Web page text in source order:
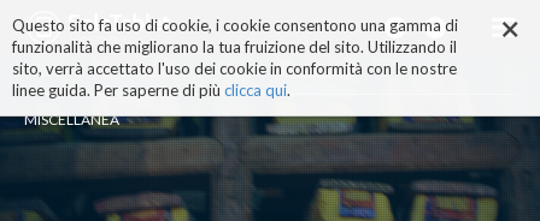
×
Questo sito fa uso di cookie, i cookie consentono una gamma di
funzionalità che migliorano la tua fruizione del sito. Utilizzando il
sito, verrà accettato l'uso dei cookie in conformità con le nostre
linee guida. Per saperne di più clicca qui.
ai
contenuti.
|
alla
navigazione
MISCELLANEA